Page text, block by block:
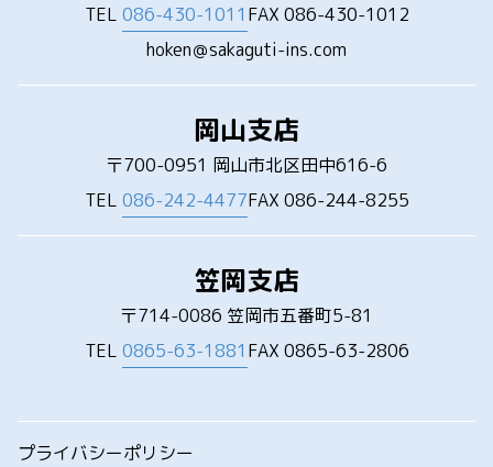
TEL 086-430-1011 FAX 086-430-1012
hoken＠sakaguti-ins.com
岡山支店
〒700-0951 岡山市北区田中616-6
TEL 086-242-4477FAX 086-244-8255
笠岡支店
〒714-0086 笠岡市五番町5-81
TEL 0865-63-1881 FAX 0865-63-2806
プライバシーポリシー